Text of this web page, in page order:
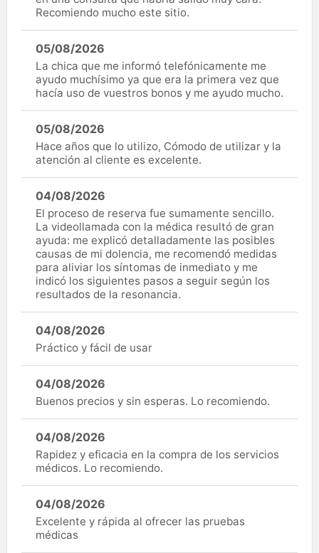
Recomiendo mucho este sitio.
05/08/2026
La chica que me informó telefónicamente me
ayudo muchísimo ya que era la primera vez que
hacía uso de vuestros bonos y me ayudo mucho.
05/08/2026
Hace años que lo utilizo, Cómodo de utilizar y la
atención al cliente es excelente.
04/08/2026
El proceso de reserva fue sumamente sencillo.
La videollamada con la médica resultó de gran
ayuda: me explicó detalladamente las posibles
causas de mi dolencia, me recomendó medidas
para aliviar los síntomas de inmediato y me
indicó los siguientes pasos a seguir según los
resultados de la resonancia.
04/08/2026
Práctico y fácil de usar
04/08/2026
Buenos precios y sin esperas. Lo recomiendo.
04/08/2026
Rapidez y eficacia en la compra de los servicios
médicos. Lo recomiendo.
04/08/2026
Excelente y rápida al ofrecer las pruebas
médicas